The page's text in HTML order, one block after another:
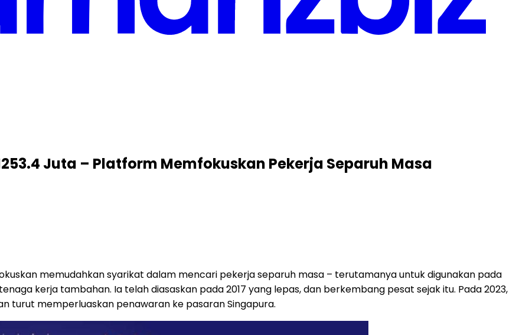
Juta – Platform Memfokuskan Pekerja Separuh Masa
memudahkan syarikat dalam mencari pekerja separuh masa – terutamanya untuk digunakan pada
kerja tambahan. Ia telah diasaskan pada 2017 yang lepas, dan berkembang pesat sejak itu. Pada 2023,
turut memperluaskan penawaran ke pasaran Singapura.